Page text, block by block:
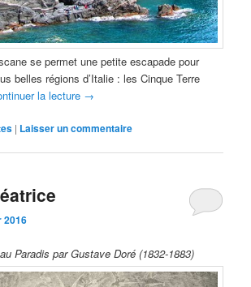
se permet une petite escapade pour
belles régions d’Italie : les Cinque Terre
la lecture →
| Laisser un commentaire
2016
Paradis par Gustave Doré (1832-1883)